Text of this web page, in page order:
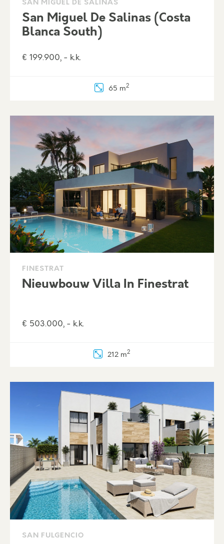
SAN MIGUEL DE SALINAS
San Miguel De Salinas (Costa
Blanca South)
€ 199.900, - k.k.
65 m2
FINESTRAT
Nieuwbouw Villa In Finestrat
€ 503.000, - k.k.
212 m2
SAN FULGENCIO